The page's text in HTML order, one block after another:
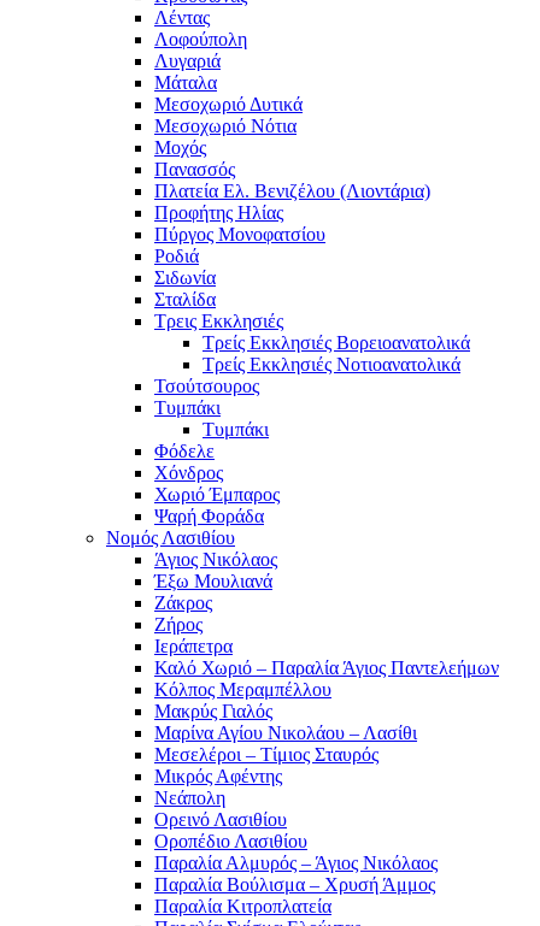
Λέντας
Λοφούπολη
Λυγαριά
Μάταλα
Μεσοχωριό Δυτικά
Μεσοχωριό Νότια
Μοχός
Πανασσός
Πλατεία Ελ. Βενιζέλου (Λιοντάρια)
Προφήτης Ηλίας
Πύργος Μονοφατσίου
Ροδιά
Σιδωνία
Σταλίδα
Τρεις Εκκλησιές
Τρείς Εκκλησιές Βορειοανατολικά
Τρείς Εκκλησιές Νοτιοανατολικά
Τσούτσουρος
Τυμπάκι
Τυμπάκι
Φόδελε
Χόνδρος
Χωριό Έμπαρος
Ψαρή Φοράδα
Νομός Λασιθίου
Άγιος Νικόλαος
Έξω Μουλιανά
Ζάκρος
Ζήρος
Ιεράπετρα
Καλό Χωριό – Παραλία Άγιος Παντελεήμων
Κόλπος Μεραμπέλλου
Μακρύς Γιαλός
Μαρίνα Αγίου Νικολάου – Λασίθι
Μεσελέροι – Τίμιος Σταυρός
Μικρός Αφέντης
Νεάπολη
Ορεινό Λασιθίου
Οροπέδιο Λασιθίου
Παραλία Αλμυρός – Άγιος Νικόλαος
Παραλία Βούλισμα – Χρυσή Άμμος
Παραλία Κιτροπλατεία